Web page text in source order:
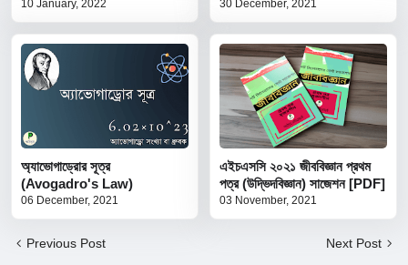
10 January, 2022 30 December, 2021
অ্যাভোগাড্রোর সূত্র
(Avogadro's Law)
06 December, 2021
এইচএসসি ২০২১ জীববিজ্ঞান প্রথম
পত্র (উদ্ভিদবিজ্ঞান) সাজেশন [PDF]
03 November, 2021
Previous Post Next Post